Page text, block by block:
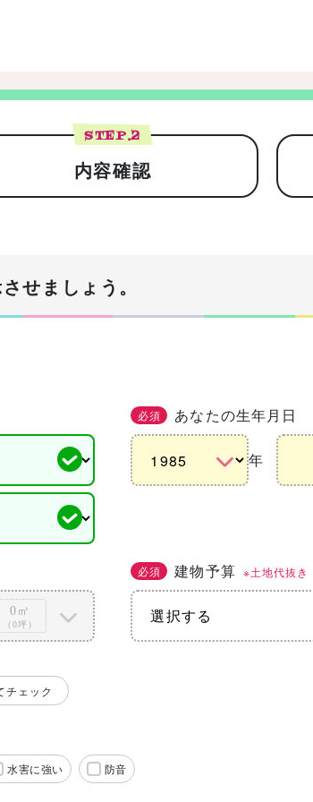
STEP.2
内容確認
せましょう。
必須 あなたの生年月日
年
0㎡
（0坪）
必須 建物予算 ※土地代抜き
チェック
水害に強い 防音